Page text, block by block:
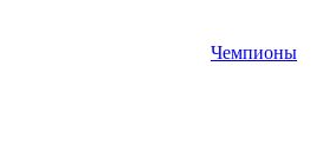
Чемпионы